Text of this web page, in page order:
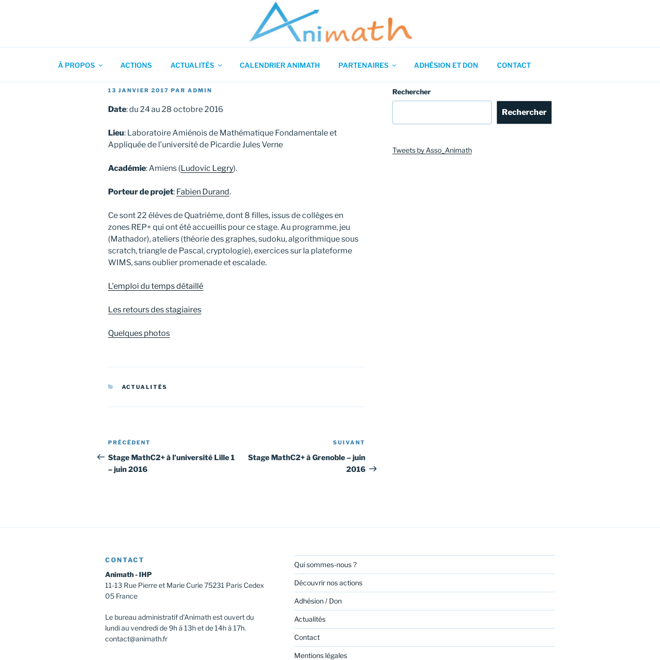
Association pour l'Animation en Mathématiques
À PROPOS ACTIONS ACTUALITÉS CALENDRIER ANIMATH PARTENAIRES ADHÉSION ET DON CONTACT
PUBLIÉ
13 JANVIER 2017 PAR ADMIN
Date: du 24 au 28 octobre 2016
Lieu: Laboratoire Amiénois de Mathématique Fondamentale et
Appliquée de l’université de Picardie Jules Verne
Académie: Amiens (Ludovic Legry).
Porteur de projet: Fabien Durand.
Ce sont 22 élèves de Quatrième, dont 8 filles, issus de collèges en
zones REP+ qui ont été accueillis pour ce stage. Au programme, jeu
(Mathador), ateliers (théorie des graphes, sudoku, algorithmique sous
scratch, triangle de Pascal, cryptologie), exercices sur la plateforme
WIMS, sans oublier promenade et escalade.
L’emploi du temps détaillé
Les retours des stagiaires
Quelques photos
CATÉGORIES
ACTUALITÉS
Navigation
de
l’article
Article
précédent
PRÉCÉDENT
Stage MathC2+ à l’université Lille 1
– juin 2016
suivant
SUIVANT
Stage MathC2+ à Grenoble – juin
2016
Rechercher
Rechercher
Tweets by Asso_Animath
CONTACT
Animath - IHP
11-13 Rue Pierre et Marie Curie 75231 Paris Cedex
05 France
Le bureau administratif d’Animath est ouvert du
lundi au vendredi de 9h à 13h et de 14h à 17h.
contact@animath.fr
Qui sommes-nous ?
Découvrir nos actions
Adhésion / Don
Actualités
Contact
Mentions légales